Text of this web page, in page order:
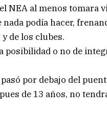
NEA al menos tomara
podía hacer,
de los clubes.
posibilidad o no de
por debajo del
de 13 años, no